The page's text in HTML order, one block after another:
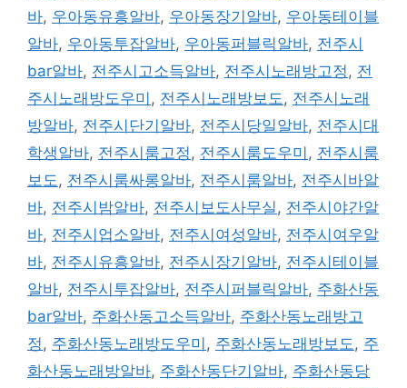
바, 우아동유흥알바, 우아동장기알바, 우아동테이블
알바, 우아동투잡알바, 우아동퍼블릭알바, 전주시
bar알바, 전주시고소득알바, 전주시노래방고정, 전
주시노래방도우미 , 전주시노래방보도, 전주시노래
방알바, 전주시단기알바, 전주시당일알바, 전주시대
학생알바, 전주시룸고정, 전주시룸도우미 , 전주시룸
보도, 전주시룸싸롱알바, 전주시룸알바, 전주시바알
바, 전주시밤알바, 전주시보도사무실, 전주시야간알
바, 전주시업소알바, 전주시여성알바, 전주시여우알
바, 전주시유흥알바, 전주시장기알바, 전주시테이블
알바, 전주시투잡알바, 전주시퍼블릭알바, 주화산동
bar알바, 주화산동고소득알바, 주화산동노래방고
정, 주화산동노래방도우미 , 주화산동노래방보도, 주
화산동노래방알바, 주화산동단기알바, 주화산동당